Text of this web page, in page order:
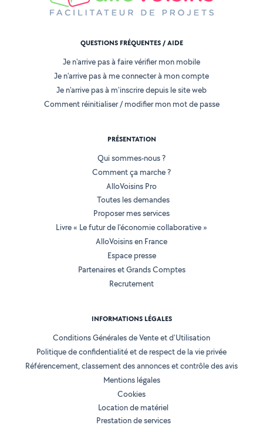
QUESTIONS FRÉQUENTES / AIDE
Je n'arrive pas à faire vérifier mon mobile
Je n'arrive pas à me connecter à mon compte
Je n'arrive pas à m'inscrire depuis le site web
Comment réinitialiser / modifier mon mot de passe
PRÉSENTATION
Qui sommes-nous ?
Comment ça marche ?
AlloVoisins Pro
Toutes les demandes
Proposer mes services
Livre « Le futur de l'économie collaborative »
AlloVoisins en France
Espace presse
Partenaires et Grands Comptes
Recrutement
INFORMATIONS LÉGALES
Conditions Générales de Vente et d'Utilisation
Politique de confidentialité et de respect de la vie privée
Référencement, classement des annonces et contrôle des avis
Mentions légales
Cookies
Location de matériel
Prestation de services